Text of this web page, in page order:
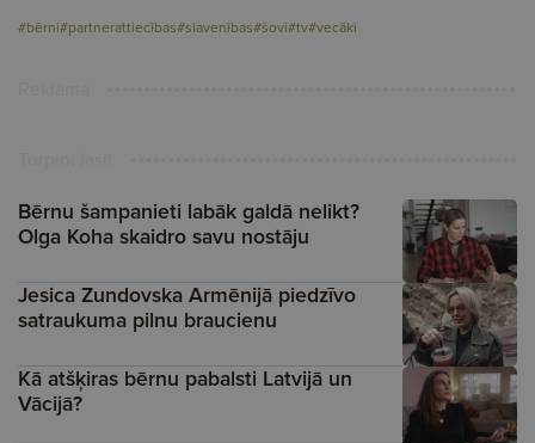
#bērni#partnerattiecības#slavenības#šovi#tv#vecāki
Bērnu šampanieti labāk galdā nelikt?
Olga Koha skaidro savu nostāju
Jesica Zundovska Armēnijā piedzīvo
satraukuma pilnu braucienu
Kā atšķiras bērnu pabalsti Latvijā un
Vācijā?